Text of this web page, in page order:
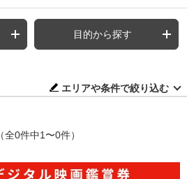
目的から探す
エリアや条件で絞り込む
（全0件中1〜0件）